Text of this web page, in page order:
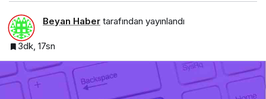
Beyan Haber tarafından yayınlandı
3dk, 17sn